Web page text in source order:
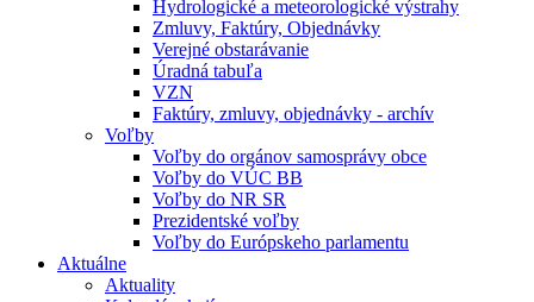
Hydrologické a meteorologické výstrahy
Zmluvy, Faktúry, Objednávky
Verejné obstarávanie
Úradná tabuľa
VZN
Faktúry, zmluvy, objednávky - archív
Voľby
Voľby do orgánov samosprávy obce
Voľby do VÚC BB
Voľby do NR SR
Prezidentské voľby
Voľby do Európskeho parlamentu
Aktuálne
Aktuality